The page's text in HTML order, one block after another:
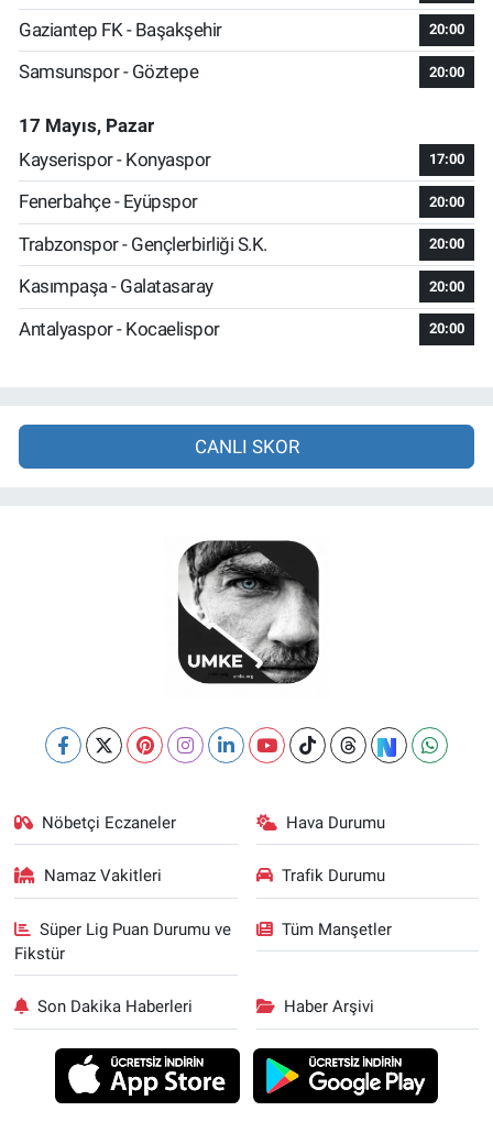
Gaziantep FK - Başakşehir 20:00
Samsunspor - Göztepe 20:00
17 Mayıs, Pazar
Kayserispor - Konyaspor
17:00
Fenerbahçe - Eyüpspor 20:00
Trabzonspor - Gençlerbirliği S.K. 20:00
Kasımpaşa - Galatasaray 20:00
Antalyaspor - Kocaelispor 20:00
CANLI SKOR
Nöbetçi Eczaneler Hava Durumu
Namaz Vakitleri Trafik Durumu
Süper Lig Puan Durumu ve
Fikstür
Tüm Manşetler
Son Dakika Haberleri Haber Arşivi